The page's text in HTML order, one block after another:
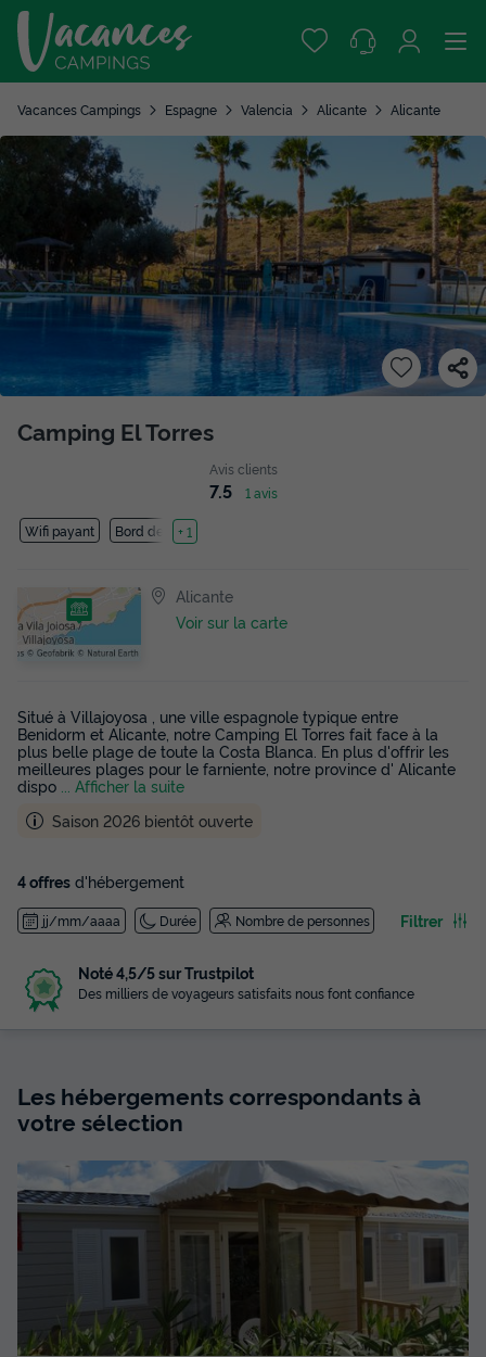
Vacances Campings Espagne Valencia Alicante Alicante
Camping El Torres
Avis clients
7.5 1 avis
Wifi payant Bord de mer
+ 1
Alicante
Voir sur la carte
Situé à Villajoyosa , une ville espagnole typique entre
Benidorm et Alicante, notre Camping El Torres fait face à la
plus belle plage de toute la Costa Blanca. En plus d'offrir les
meilleures plages pour le farniente, notre province d' Alicante
dispo
... Afficher la suite
Saison 2026 bientôt ouverte
4 offres d'hébergement
jj/mm/aaaa Durée Nombre de personnes Filtrer
Noté 4,5/5 sur Trustpilot
Des milliers de voyageurs satisfaits nous font confiance
Les hébergements correspondants à
votre sélection